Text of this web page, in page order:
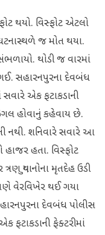
થયો. વિસ્ફોટ એટલો
જ મોત થયા.
થોડી જ વારમાં
સહારનપુરના દેવબંધ
સવારે એક ફટાકડાની
હોવાનું કહેવાય છે.
નથી. શનિવારે સવારે આ
હાજર હતા. વિસ્ફોટ
યુવાનોના મૃતદેહ ઉડી
વેરવિખેર થઈ ગયા
દેવબંધ પોલીસ
ફટાકડાની ફેક્ટરીમાં